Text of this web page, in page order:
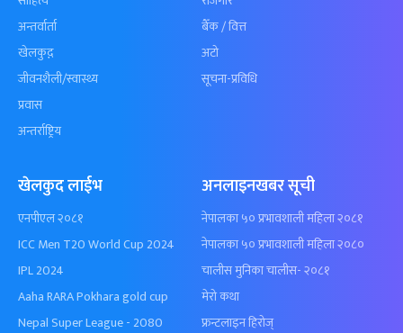
अन्तर्वार्ता
खेलकुद़़
जीवनशैली/स्वास्थ्य
प्रवास
अन्तर्राष्ट्रिय
बैँक / वित्त
अटो
सूचना-प्रविधि
खेलकुद लाईभ
एनपीएल २०८१
ICC Men T20 World Cup 2024
IPL 2024
Aaha RARA Pokhara gold cup
Nepal Super League - 2080
अनलाइनखबर सूची
नेपालका ५० प्रभावशाली महिला २०८१
नेपालका ५० प्रभावशाली महिला २०८०
चालीस मुनिका चालीस- २०८१
मेरो कथा
फ्रन्टलाइन हिरोज्